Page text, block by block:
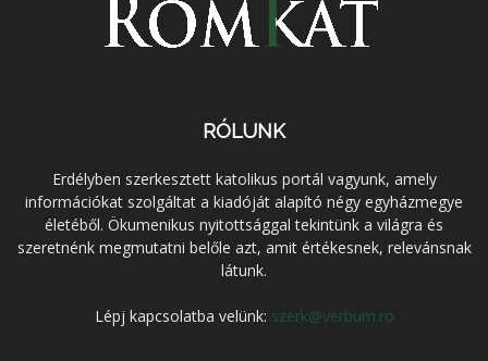
RÓLUNK
Erdélyben szerkesztett katolikus portál vagyunk, amely
információkat szolgáltat a kiadóját alapító négy egyházmegye
életéből. Ökumenikus nyitottsággal tekintünk a világra és
szeretnénk megmutatni belőle azt, amit értékesnek, relevánsnak
látunk.
Lépj kapcsolatba velünk: szerk@verbum.ro